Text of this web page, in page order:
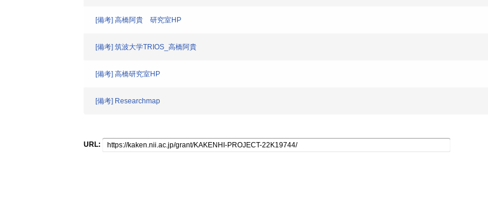
[備考] 高橋阿貴 研究室HP
[備考] 筑波大学TRIOS_高橋阿貴
[備考] 高橋研究室HP
[備考] Researchmap
URL: